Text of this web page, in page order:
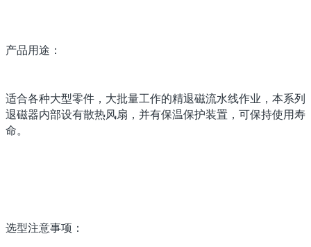
产品用途：
适合各种大型零件，大批量工作的精退磁流水线作业，本系列
退磁器内部设有散热风扇，并有保温保护装置，可保持使用寿
命。
选型注意事项：